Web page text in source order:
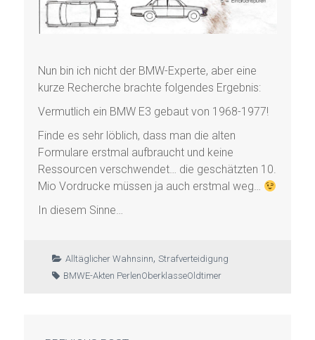
Nun bin ich nicht der BMW-Experte, aber eine
kurze Recherche brachte folgendes Ergebnis:
Vermutlich ein BMW E3 gebaut von 1968-1977!
Finde es sehr löblich, dass man die alten
Formulare erstmal aufbraucht und keine
Ressourcen verschwendet… die geschätzten 10.
Mio Vordrucke müssen ja auch erstmal weg…
In diesem Sinne…
Alltäglicher Wahnsinn, Strafverteidigung
BMWE-Akten PerlenOberklasseOldtimer